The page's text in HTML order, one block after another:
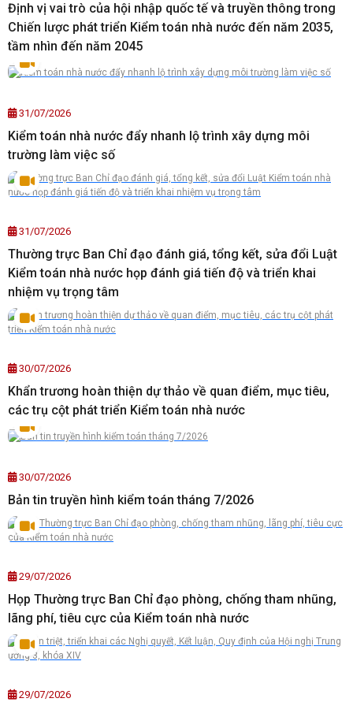
Định vị vai trò của hội nhập quốc tế và truyền thông trong
Chiến lược phát triển Kiểm toán nhà nước đến năm 2035,
tầm nhìn đến năm 2045
31/07/2026
Kiểm toán nhà nước đẩy nhanh lộ trình xây dựng môi
trường làm việc số
31/07/2026
Thường trực Ban Chỉ đạo đánh giá, tổng kết, sửa đổi Luật
Kiểm toán nhà nước họp đánh giá tiến độ và triển khai
nhiệm vụ trọng tâm
30/07/2026
Khẩn trương hoàn thiện dự thảo về quan điểm, mục tiêu,
các trụ cột phát triển Kiểm toán nhà nước
30/07/2026
Bản tin truyền hình kiểm toán tháng 7/2026
29/07/2026
Họp Thường trực Ban Chỉ đạo phòng, chống tham nhũng,
lãng phí, tiêu cực của Kiểm toán nhà nước
29/07/2026